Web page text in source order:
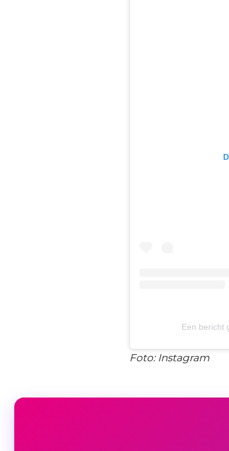
Een bericht
Foto: Instagram